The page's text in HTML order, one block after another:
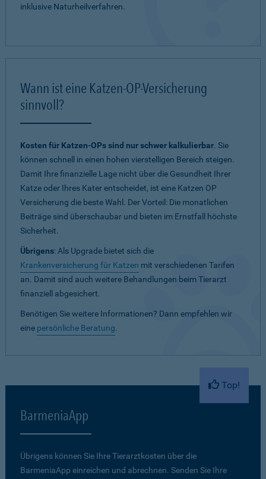
inklusive Naturheilverfahren.
Wann ist eine Katzen-OP-Versicherung
sinnvoll?
Kosten für Katzen-OPs sind nur schwer kalkulierbar. Sie
können schnell in einen hohen vierstelligen Bereich steigen.
Damit Ihre finanzielle Lage nicht über die Gesundheit Ihrer
Katze oder Ihres Kater entscheidet, ist eine Katzen OP
Versicherung die beste Wahl. Der Vorteil: Die monatlichen
Beiträge sind überschaubar und bieten im Ernstfall höchste
Sicherheit.
Übrigens: Als Upgrade bietet sich die
Krankenversicherung für Katzen mit verschiedenen Tarifen
an. Damit sind auch weitere Behandlungen beim Tierarzt
finanziell abgesichert.
Benötigen Sie weitere Informationen? Dann empfehlen wir
eine persönliche Beratung.
Top!
BarmeniaApp
Übrigens können Sie Ihre Tierarztkosten über die
BarmeniaApp einreichen und abrechnen. Senden Sie Ihre